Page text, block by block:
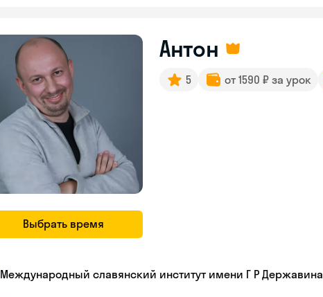
Выбрать время
Антон
5 от 1590 ₽ за урок
Международный славянский институт имени Г Р Державина